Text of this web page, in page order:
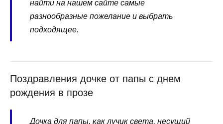
найти на нашем сайте самые
разнообразные пожелание и выбрать
подходящее.
Поздравления дочке от папы с днем
рождения в прозе
Дочка для папы, как лучик света, несущий